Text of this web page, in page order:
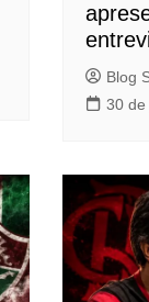
Blog
30 de